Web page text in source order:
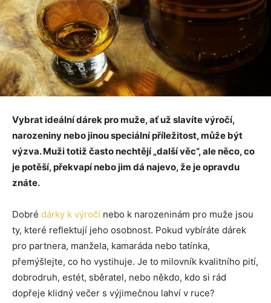
Vybrat ideální dárek pro muže, ať už slavíte výročí,
narozeniny nebo jinou speciální příležitost, může být
výzva. Muži totiž často nechtějí „další věc“, ale něco, co
je potěší, překvapí nebo jim dá najevo, že je opravdu
znáte.
Dobré dárky k výročí nebo k narozeninám pro muže jsou
ty, které reflektují jeho osobnost. Pokud vybíráte dárek
pro partnera, manžela, kamaráda nebo tatínka,
přemýšlejte, co ho vystihuje. Je to milovník kvalitního pití,
dobrodruh, estét, sběratel, nebo někdo, kdo si rád
dopřeje klidný večer s výjimečnou lahví v ruce?